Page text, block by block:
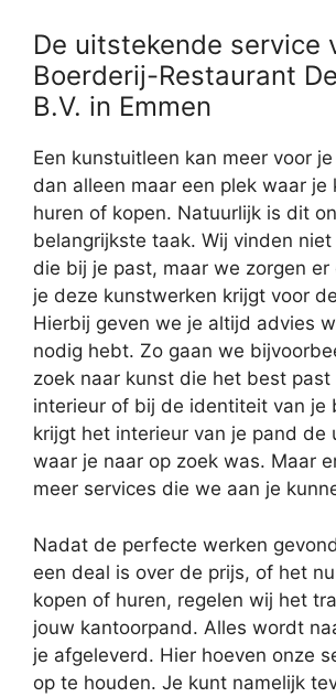
De uitstekende service
Boerderij-Restaurant
B.V. in Emmen
Een kunstuitleen kan meer voor
dan alleen maar een plek waar je
huren of kopen. Natuurlijk is dit
belangrijkste taak. Wij vinden
die bij je past, maar we zorgen
je deze kunstwerken krijgt voor
Hierbij geven we je altijd advies
nodig hebt. Zo gaan we
zoek naar kunst die het best past
interieur of bij de identiteit van je
krijgt het interieur van je pand de
waar je naar op zoek was. Maar
meer services die we aan je
Nadat de perfecte werken
een deal is over de prijs, of het
kopen of huren, regelen wij het
jouw kantoorpand. Alles wordt
je afgeleverd. Hier hoeven onze
op te houden. Je kunt namelijk